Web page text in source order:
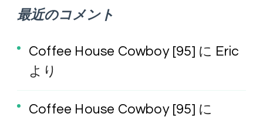
最近のコメント
Coffee House Cowboy [95] に Eric
より
Coffee House Cowboy [95] に